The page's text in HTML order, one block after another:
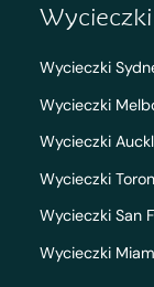
Wycieczki
Wycieczki
Wycieczki
Wycieczki
Wycieczki
Wycieczki San
Wycieczki